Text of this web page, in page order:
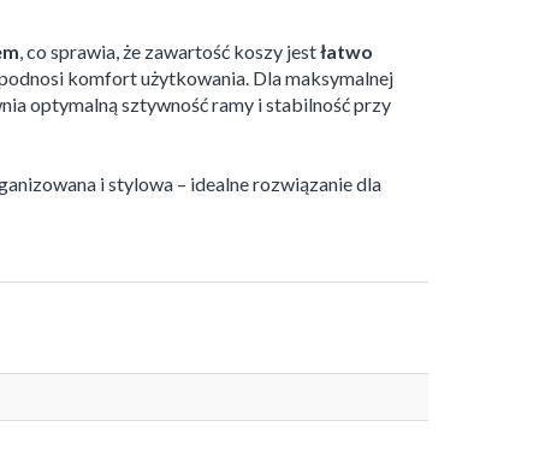
, co sprawia, że zawartość koszy jestłatwo
podnosi komfort użytkowania. Dla maksymalnej
optymalną sztywność ramy i stabilność przy
i stylowa – idealne rozwiązanie dla